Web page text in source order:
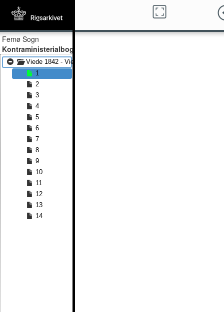
Femø Sogn
Kontraministerialbog
Viede 1842 - Viede 1853
1
2
3
4
5
6
7
8
9
10
11
12
13
14